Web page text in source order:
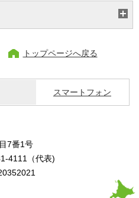
トップページへ戻る
スマートフォン
7番1号
4111（代表)